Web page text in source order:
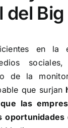
del
en la
de la
que surjan
las
oportunidades